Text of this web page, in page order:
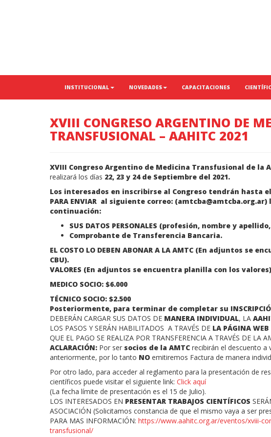
INSTITUCIONAL NOVEDADES CAPACITACIONES
XVIII CONGRESO ARGENTINO DE
TRANSFUSIONAL – AAHITC 2021
XVIII Congreso Argentino de Medicina Transfusional de la
realizará los días 22, 23 y 24 de Septiembre del 2021.
Los interesados en inscribirse al Congreso tendrán hasta el
PARA ENVIAR al siguiente correo: (amtcba@amtcba.org.ar)
continuación:
SUS DATOS PERSONALES (profesión, nombre y
Comprobante de Transferencia Bancaria.
EL COSTO LO DEBEN ABONAR A LA AMTC (En adjuntos se
CBU).
VALORES (En adjuntos se encuentra planilla con los
MEDICO SOCIO: $6.000
TÉCNICO SOCIO: $2.500
Posteriormente, para terminar de completar su
DEBERÁN CARGAR SUS DATOS DE MANERA INDIVIDUAL, LA
LOS PASOS Y SERÁN HABILITADOS A TRAVÉS DE LA PÁGINA
QUE EL PAGO SE REALIZA POR TRANSFERENCIA A TRAVÉS DE LA
ACLARACIÓN: Por ser socios de la AMTC recibirán el descuento a
anteriormente, por lo tanto NO emitiremos Factura de manera
Por otro lado, para acceder al reglamento para la presentación de
científicos puede visitar el siguiente link: Click aquí
(La fecha límite de presentación es el 15 de Julio).
LOS INTERESADOS EN PRESENTAR TRABAJOS CIENTÍFICOS
ASOCIACIÓN (Solicitamos constancia de que el mismo vaya a ser
PARA MAS INFORMACIÓN: https://www.aahitc.org.ar/eventos/xviii-
transfusional/